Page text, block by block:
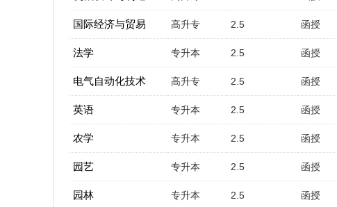
国际经济与贸易 高升专 2.5 函授
法学 专升本 2.5 函授
电气自动化技术 高升专 2.5 函授
英语 专升本 2.5 函授
农学 专升本 2.5 函授
园艺 专升本 2.5 函授
园林 专升本 2.5 函授